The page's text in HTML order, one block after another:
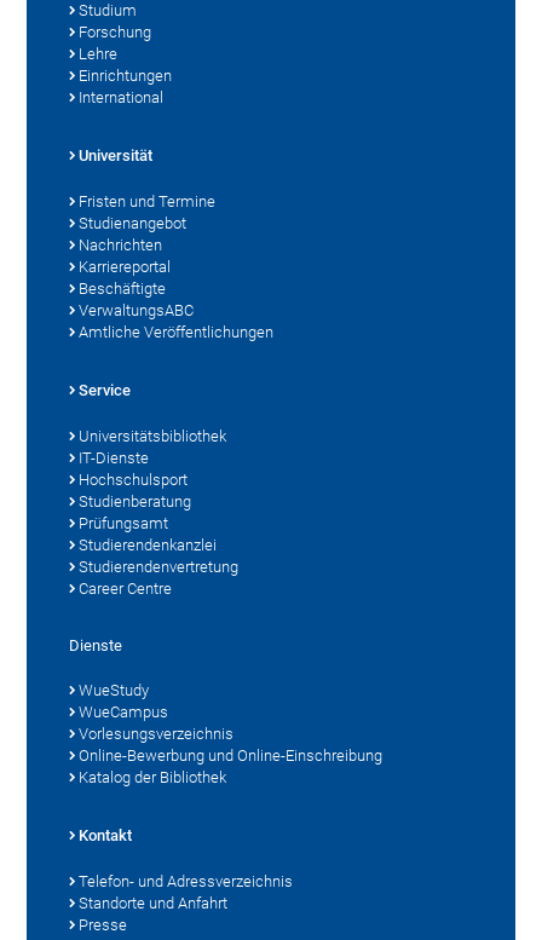
Studium
Forschung
Lehre
Einrichtungen
International
Universität
Fristen und Termine
Studienangebot
Nachrichten
Karriereportal
Beschäftigte
VerwaltungsABC
Amtliche Veröffentlichungen
Service
Universitätsbibliothek
IT-Dienste
Hochschulsport
Studienberatung
Prüfungsamt
Studierendenkanzlei
Studierendenvertretung
Career Centre
Dienste
WueStudy
WueCampus
Vorlesungsverzeichnis
Online-Bewerbung und Online-Einschreibung
Katalog der Bibliothek
Kontakt
Telefon- und Adressverzeichnis
Standorte und Anfahrt
Presse